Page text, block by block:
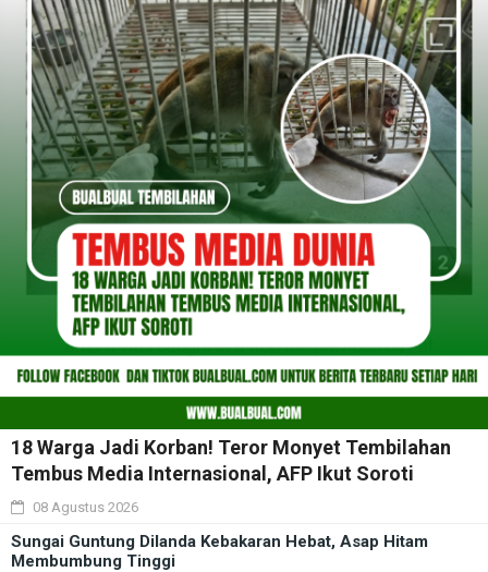
18 Warga Jadi Korban! Teror Monyet Tembilahan
Tembus Media Internasional, AFP Ikut Soroti
08 Agustus 2026
Sungai Guntung Dilanda Kebakaran Hebat, Asap Hitam
Membumbung Tinggi